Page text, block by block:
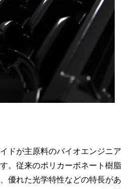
ドが主原料のバイオエンジニア
。従来のポリカーボネート樹脂
優れた光学特性などの特長があ